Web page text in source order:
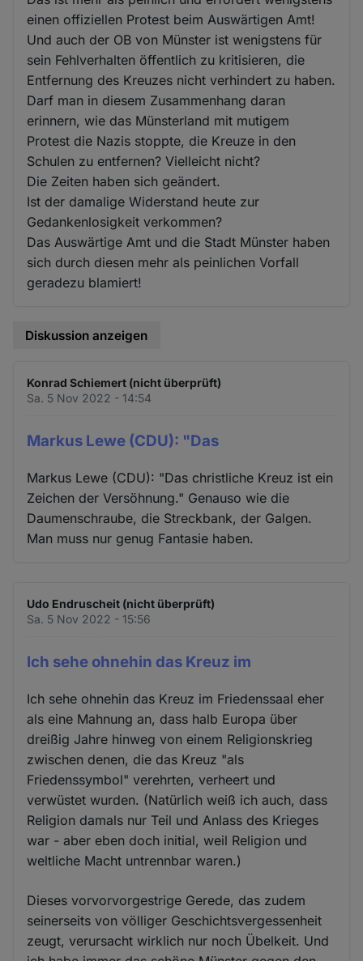
einen offiziellen Protest beim Auswärtigen Amt!
Und auch der OB von Münster ist wenigstens für
sein Fehlverhalten öffentlich zu kritisieren, die
Entfernung des Kreuzes nicht verhindert zu haben.
Darf man in diesem Zusammenhang daran
erinnern, wie das Münsterland mit mutigem
Protest die Nazis stoppte, die Kreuze in den
Schulen zu entfernen? Vielleicht nicht?
Die Zeiten haben sich geändert.
Ist der damalige Widerstand heute zur
Gedankenlosigkeit verkommen?
Das Auswärtige Amt und die Stadt Münster haben
sich durch diesen mehr als peinlichen Vorfall
geradezu blamiert!
Diskussion anzeigen
Konrad Schiemert (nicht überprüft)
Sa. 5 Nov 2022 - 14:54
Markus Lewe (CDU): "Das
Markus Lewe (CDU): "Das christliche Kreuz ist ein
Zeichen der Versöhnung." Genauso wie die
Daumenschraube, die Streckbank, der Galgen.
Man muss nur genug Fantasie haben.
Udo Endruscheit (nicht überprüft)
Sa. 5 Nov 2022 - 15:56
Ich sehe ohnehin das Kreuz im
Ich sehe ohnehin das Kreuz im Friedenssaal eher
als eine Mahnung an, dass halb Europa über
dreißig Jahre hinweg von einem Religionskrieg
zwischen denen, die das Kreuz "als
Friedenssymbol" verehrten, verheert und
verwüstet wurden. (Natürlich weiß ich auch, dass
Religion damals nur Teil und Anlass des Krieges
war - aber eben doch initial, weil Religion und
weltliche Macht untrennbar waren.)
Dieses vorvorvorgestrige Gerede, das zudem
seinerseits von völliger Geschichtsvergessenheit
zeugt, verursacht wirklich nur noch Übelkeit. Und